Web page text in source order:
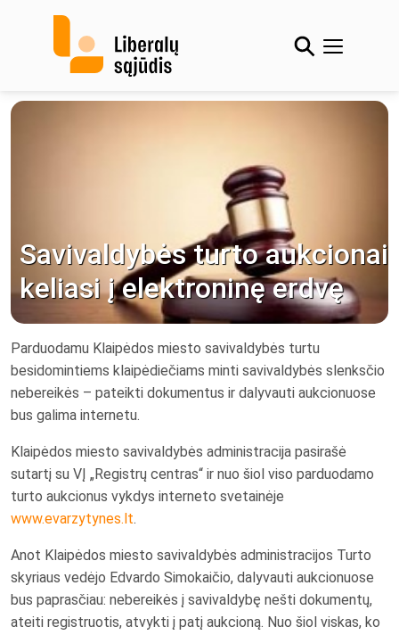
Savivaldybės turto aukcionai
keliasi į elektroninę erdvę
Parduodamu Klaipėdos miesto savivaldybės turtu
besidomintiems klaipėdiečiams minti savivaldybės slenksčio
nebereikės – pateikti dokumentus ir dalyvauti aukcionuose
bus galima internetu.
Klaipėdos miesto savivaldybės administracija pasirašė
sutartį su VĮ „Registrų centras“ ir nuo šiol viso parduodamo
turto aukcionus vykdys interneto svetainėje
www.evarzytynes.lt.
Anot Klaipėdos miesto savivaldybės administracijos Turto
skyriaus vedėjo Edvardo Simokaičio, dalyvauti aukcionuose
bus paprasčiau: nebereikės į savivaldybę nešti dokumentų,
ateiti registruotis, atvykti į patį aukcioną. Nuo šiol viskas, ko